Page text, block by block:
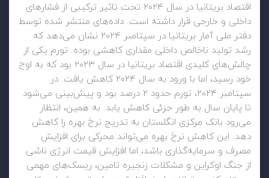
اقتصاد بریتانیا در سال ۲۰۲۴ تحت تاثیر ترکیبی از فشارهای
داخلی و خارجی قرار داشته است. داده‌های منتشر شده توسط
دفتر ملی آمار بریتانیا در سپتامبر ۲۰۲۴ نشان می‌دهد که
رشد تولید ناخالص داخلی مقداری کاهشی بوده. تورم یکی از
چالش‌های کلیدی اقتصاد بریتانیا در سال ۲۰۲۳ بود که به اوج
خود رسید، اما با ورود به سال ۲۰۲۴ کاهش یافت. در
سپتامبر ۲۰۲۴، تورم حدود ۲ درصد بود و پیش‌بینی می‌شود
تا پایان سال به طور جزئی کاهش یابد. به همین، انتظار
می‌رود بانک مرکزی انگلستان به تدریج نرخ بهره را کاهش
دهد. این کاهش نرخ بهره می‌تواند محرکی برای افزایش
مصرف و سرمایه‌گذاری باشد، اما افزایش قیمت انرژی ناشی
از جنگ اوکراین و مشکلات زنجیره تامین، ریسک‌های مهمی